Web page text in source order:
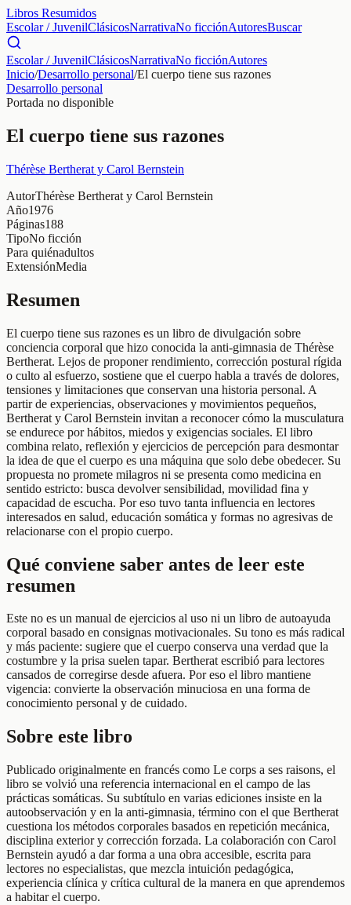
Libros Resumidos
Escolar / JuvenilClásicosNarrativaNo ficciónAutoresBuscar
Escolar / JuvenilClásicosNarrativaNo ficciónAutores
Inicio/Desarrollo personal/El cuerpo tiene sus razones
Desarrollo personal
Portada no disponible
El cuerpo tiene sus razones
Thérèse Bertherat y Carol Bernstein
AutorThérèse Bertherat y Carol Bernstein
Año1976
Páginas188
TipoNo ficción
Para quiénadultos
ExtensiónMedia
Resumen
El cuerpo tiene sus razones es un libro de divulgación sobre
conciencia corporal que hizo conocida la anti-gimnasia de Thérèse
Bertherat. Lejos de proponer rendimiento, corrección postural rígida
o culto al esfuerzo, sostiene que el cuerpo habla a través de dolores,
tensiones y limitaciones que conservan una historia personal. A
partir de experiencias, observaciones y movimientos pequeños,
Bertherat y Carol Bernstein invitan a reconocer cómo la musculatura
se endurece por hábitos, miedos y exigencias sociales. El libro
combina relato, reflexión y ejercicios de percepción para desmontar
la idea de que el cuerpo es una máquina que solo debe obedecer. Su
propuesta no promete milagros ni se presenta como medicina en
sentido estricto: busca devolver sensibilidad, movilidad fina y
capacidad de escucha. Por eso tuvo tanta influencia en lectores
interesados en salud, educación somática y formas no agresivas de
relacionarse con el propio cuerpo.
Qué conviene saber antes de leer este
resumen
Este no es un manual de ejercicios al uso ni un libro de autoayuda
corporal basado en consignas motivacionales. Su tono es más radical
y más paciente: sugiere que el cuerpo conserva una verdad que la
costumbre y la prisa suelen tapar. Bertherat escribió para lectores
cansados de corregirse desde afuera. Por eso el libro mantiene
vigencia: convierte la observación minuciosa en una forma de
conocimiento personal y de cuidado.
Sobre este libro
Publicado originalmente en francés como Le corps a ses raisons, el
libro se volvió una referencia internacional en el campo de las
prácticas somáticas. Su subtítulo en varias ediciones insiste en la
autoobservación y en la anti-gimnasia, término con el que Bertherat
cuestiona los métodos corporales basados en repetición mecánica,
disciplina exterior y corrección forzada. La colaboración con Carol
Bernstein ayudó a dar forma a una obra accesible, escrita para
lectores no especialistas, que mezcla intuición pedagógica,
experiencia clínica y crítica cultural de la manera en que aprendemos
a habitar el cuerpo.